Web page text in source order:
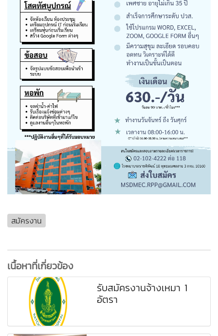
สมัครงาน
เนื้อหาที่เกี่ยวข้อง
รับสมัครงานจ้างเหมา 1
อัตรา